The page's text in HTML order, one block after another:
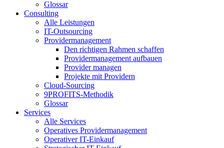
Glossar
Consulting
Alle Leistungen
IT-Outsourcing
Providermanagement
Den richtigen Rahmen schaffen
Providermanagement aufbauen
Provider managen
Projekte mit Providern
Cloud-Sourcing
9PROFITS-Methodik
Glossar
Services
Alle Services
Operatives Providermanagement
Operativer IT-Einkauf